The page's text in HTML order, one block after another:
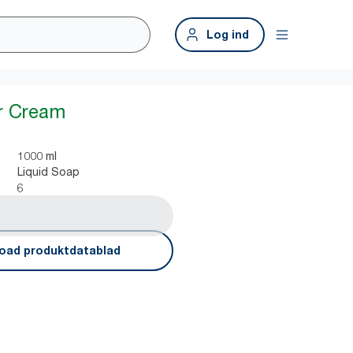
Log ind
Cream
1000 ml
Liquid Soap
6
produktdatablad